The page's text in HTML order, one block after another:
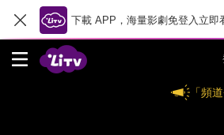
下載 APP，海量影劇免登入立即
「頻